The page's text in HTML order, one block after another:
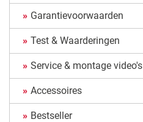
Garantievoorwaarden
Test & Waarderingen
Service & montage video's
Accessoires
Bestseller